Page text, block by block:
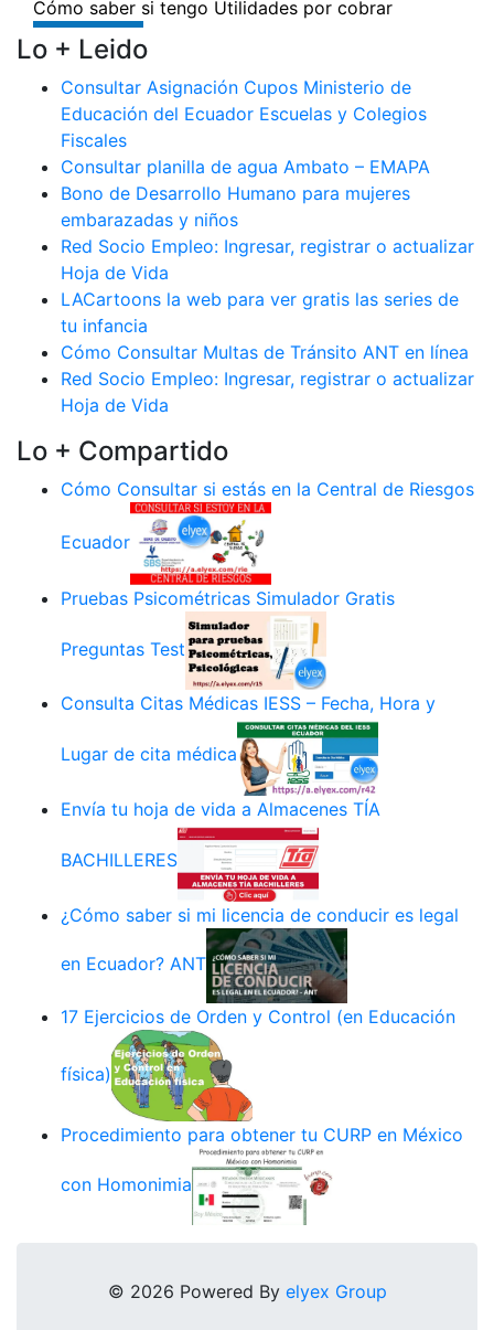
Lo + Leido
Consultar Asignación Cupos Ministerio de
Educación del Ecuador Escuelas y Colegios
Fiscales
Consultar planilla de agua Ambato – EMAPA
Bono de Desarrollo Humano para mujeres
embarazadas y niños
Red Socio Empleo: Ingresar, registrar o actualizar
Hoja de Vida
LACartoons la web para ver gratis las series de
tu infancia
Cómo Consultar Multas de Tránsito ANT en línea
Red Socio Empleo: Ingresar, registrar o actualizar
Hoja de Vida
Lo + Compartido
Cómo Consultar si estás en la Central de Riesgos
Ecuador
Pruebas Psicométricas Simulador Gratis
Preguntas Test
Consulta Citas Médicas IESS – Fecha, Hora y
Lugar de cita médica
Envía tu hoja de vida a Almacenes TÍA
BACHILLERES
¿Cómo saber si mi licencia de conducir es legal
en Ecuador? ANT
17 Ejercicios de Orden y Control (en Educación
física)
Procedimiento para obtener tu CURP en México
con Homonimia
© 2026 Powered By elyex Group